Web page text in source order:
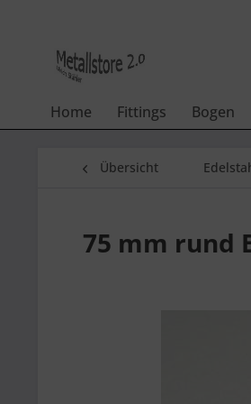
Home Fittings Bogen
Übersicht
75 mm rund